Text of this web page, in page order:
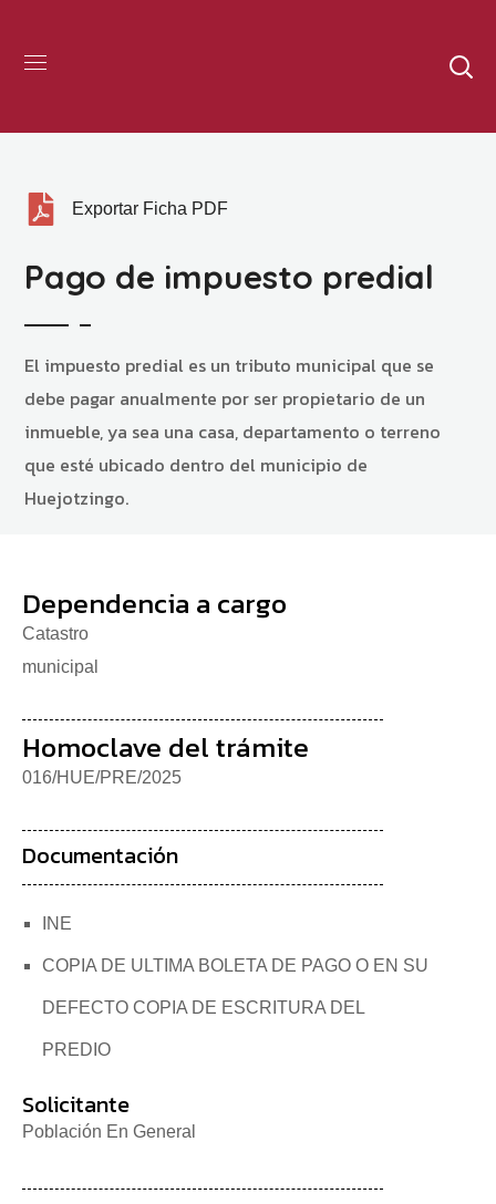
Exportar Ficha PDF
Pago de impuesto predial
El impuesto predial es un tributo municipal que se
debe pagar anualmente por ser propietario de un
inmueble, ya sea una casa, departamento o terreno
que esté ubicado dentro del municipio de
Huejotzingo.
Dependencia a cargo
Catastro
municipal
Homoclave del trámite
016/HUE/PRE/2025
Documentación
INE
COPIA DE ULTIMA BOLETA DE PAGO O EN SU
DEFECTO COPIA DE ESCRITURA DEL
PREDIO
Solicitante
Población En General